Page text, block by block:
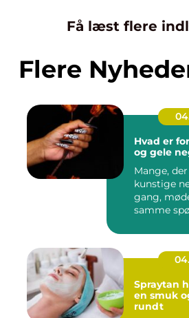
Få læst flere
Flere
Hvad er
og gele
Mange,
kunstige
gang,
samme
Spraytan
en smuk
rundt